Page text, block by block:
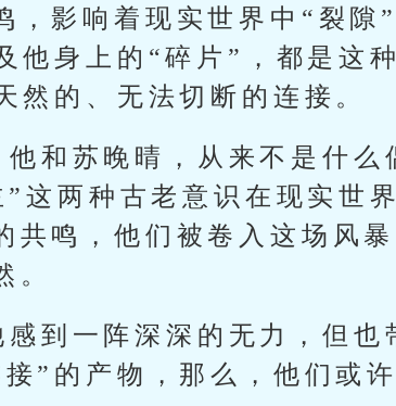
，影响着现实世界中“裂隙
他身上的“碎片”，都是这
然的、无法切断的连接。
和苏晚晴，从来不是什么
这两种古老意识在现实世
共鸣，他们被卷入这场风
。
到一阵深深的无力，但也
”的产物，那么，他们或